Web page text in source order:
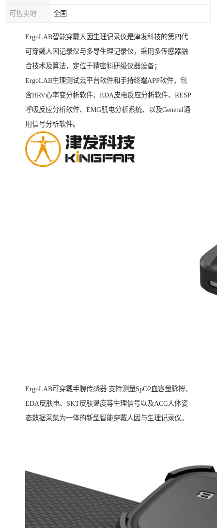
可售卖地 全国
ErgoLAB智能穿戴人因生理记录仪是津发科技的第四代
可穿戴人因记录仪与多导生理记录仪，采用多传感器融
合技术及算法，定位于精密科研级仪器设备；
ErgoLAB生理测试云平台软件和手持终端APP软件，包
含HRV心率变分析软件、EDA皮电反应分析软件、RESP
呼吸反应分析软件、EMG肌电分析系统、以及General通
用信号分析软件。
ErgoLAB可穿戴手腕传感器 支持测量SpO2血容量脉搏、
EDA皮肤电、SKT皮肤温度等生理信号以及ACC人体姿
态数据采集为一体的新型智能穿戴人因与生理记录仪。